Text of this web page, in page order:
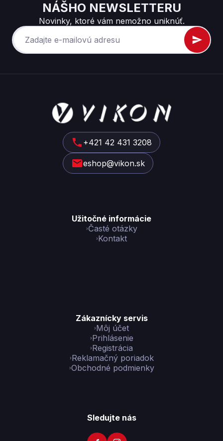
NÁŠHO NEWSLETTERU
Novinky, ktoré vám nemožno uniknúť.
+421 42 431 3208
eshop@vikon.sk
Užitočné informácie
Časté otázky
Kontakt
Zákaznícky servis
Môj účet
Prihlásenie
Registrácia
Reklamačný poriadok
Obchodné podmienky
Sledujte nás